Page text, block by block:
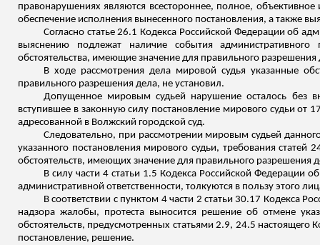
правонарушениях являются всестороннее, полное,
обеспечение исполнения вынесенного постановления, а также
Согласно статье 26.1 Кодекса Российской Федерации об
выяснению подлежат наличие события
обстоятельства, имеющие значение для правильного разрешения
В ходе рассмотрения дела мировой судья указанные
правильного разрешения дела, не установил.
Допущенное мировым судьей нарушение осталось без
вступившее в законную силу постановление мирового судьи
адресованной в Волжский городской суд.
Следовательно, при рассмотрении мировым судьей
указанного постановления мирового судьи, требования
обстоятельств, имеющих значение для правильного
В силу части 4 статьи 1.5 Кодекса Российской Федерации
административной ответственности, толкуются в пользу этого
В соответствии с пунктом 4 части 2 статьи 30.17 Кодекса
надзора жалобы, протеста выносится решение об отмене
обстоятельств, предусмотренных статьями 2.9, 24.5
постановление, решение.